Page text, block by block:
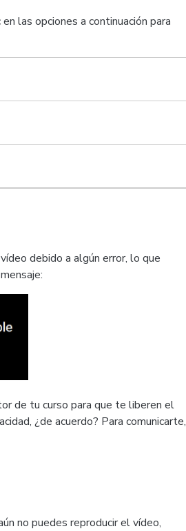
las opciones a continuación para
debido a algún error, lo que
de tu curso para que te liberen el
¿de acuerdo? Para comunicarte,
no puedes reproducir el vídeo,